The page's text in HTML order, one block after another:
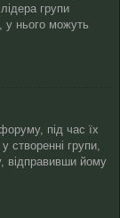
групи
у нього можуть
під час їх
створенні групи,
відправивши йому